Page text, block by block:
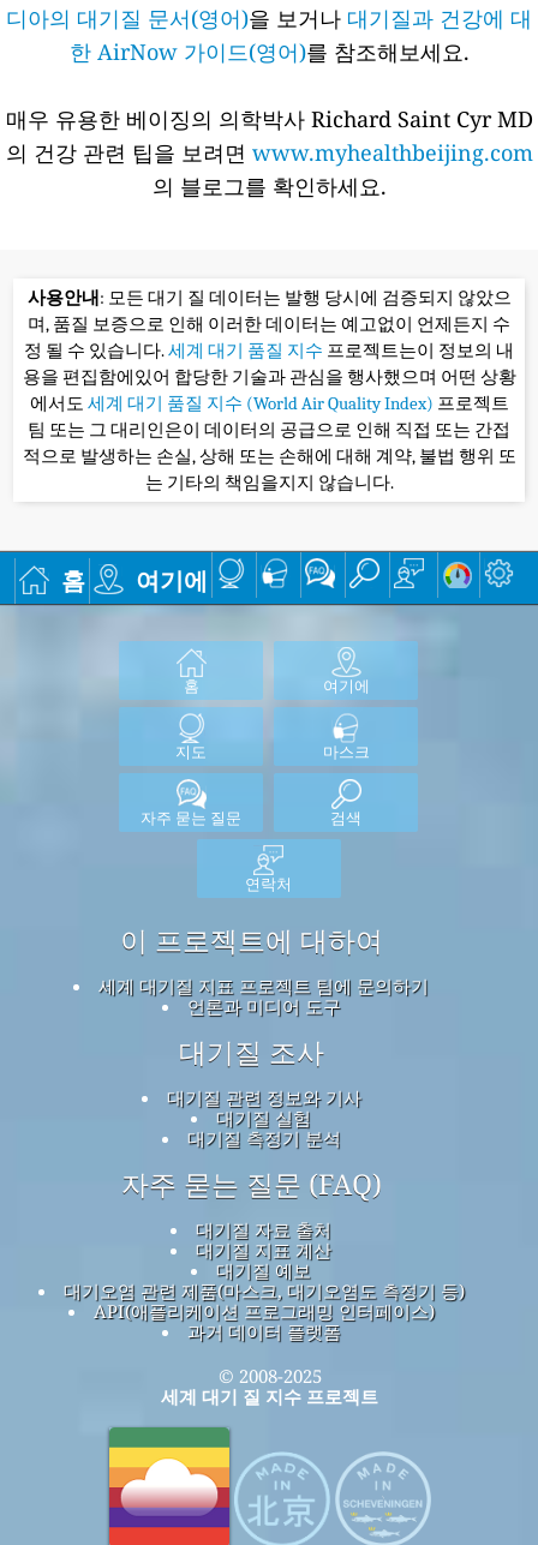
디아의 대기질 문서(영어)을 보거나 대기질과 건강에 대
한 AirNow 가이드(영어)를 참조해보세요.
매우 유용한 베이징의 의학박사 Richard Saint Cyr MD
의 건강 관련 팁을 보려면 www.myhealthbeijing.com
의 블로그를 확인하세요.
사용안내: 모든 대기 질 데이터는 발행 당시에 검증되지 않았으
며, 품질 보증으로 인해 이러한 데이터는 예고없이 언제든지 수
정 될 수 있습니다.세계 대기 품질 지수 프로젝트는이 정보의 내
용을 편집함에있어 합당한 기술과 관심을 행사했으며 어떤 상황
에서도 세계 대기 품질 지수 (World Air Quality Index) 프로젝트
팀 또는 그 대리인은이 데이터의 공급으로 인해 직접 또는 간접
적으로 발생하는 손실, 상해 또는 손해에 대해 계약, 불법 행위 또
는 기타의 책임을지지 않습니다.
홈 여기에
홈 여기에
지도 마스크
자주 묻는 질문 검색
연락처
이 프로젝트에 대하여
세계 대기질 지표 프로젝트 팀에 문의하기
언론과 미디어 도구
대기질 조사
대기질 관련 정보와 기사
대기질 실험
대기질 측정기 분석
자주 묻는 질문 (FAQ)
대기질 자료 출처
대기질 지표 계산
대기질 예보
대기오염 관련 제품(마스크, 대기오염도 측정기 등)
API(애플리케이션 프로그래밍 인터페이스)
과거 데이터 플랫폼
© 2008-2025
세계 대기 질 지수 프로젝트